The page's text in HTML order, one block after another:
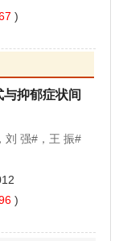
)
抑郁症状间
刘 强#，王 振#
)